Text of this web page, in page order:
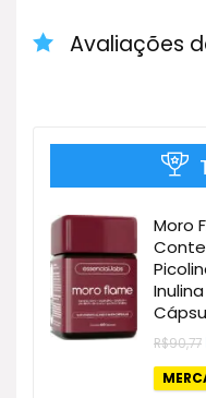
Avaliações
Moro
R$90,77